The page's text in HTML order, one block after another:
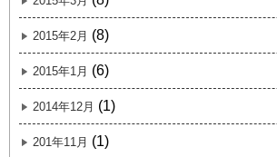
2015年2月 (8)
2015年1月 (6)
2014年12月 (1)
201年11月 (1)